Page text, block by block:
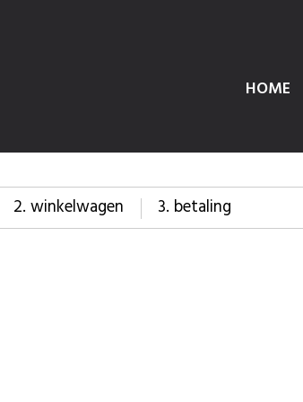
HOME
2.winkelwagen 3. betaling